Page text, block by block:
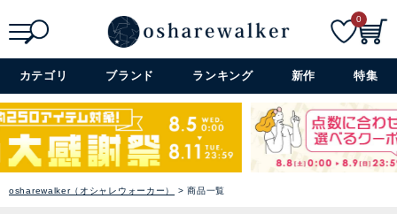
詳細検索+
0
カテゴリ ブランド ランキング 新作 特集
osharewalker（オシャレウォーカー） 商品一覧